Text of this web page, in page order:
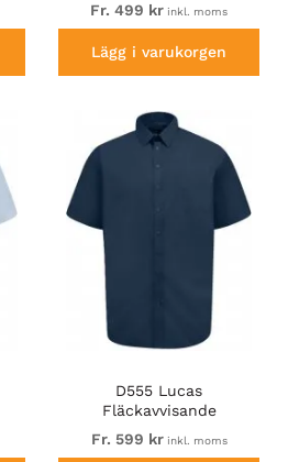
Fr. 499 kr inkl. moms
Lägg i varukorgen
D555 Lucas
Fläckavvisande
Lättstruken
Stretchskjorta med Kort
Fr. 599 krinkl. moms